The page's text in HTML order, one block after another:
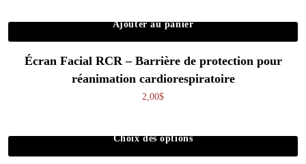
Ajouter au panier
Écran Facial RCR – Barrière de protection pour
réanimation cardiorespiratoire
2,00$
Choix des options